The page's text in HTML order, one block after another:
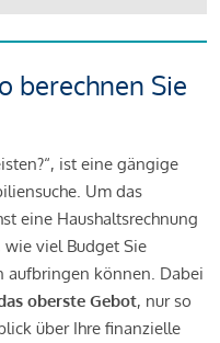
berechnen Sie
ist eine gängige
Um das
eine Haushaltsrechnung
viel Budget Sie
aufbringen können. Dabei
oberste Gebot, nur so
über Ihre finanzielle